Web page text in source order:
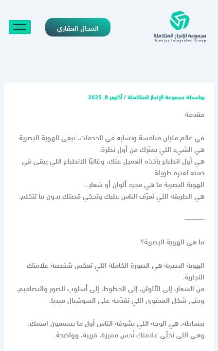
المجال العقاري
بواسطةمجموعة الإنجاز المتكاملة/أكتوبر 8, 2025
مقدمة
في عالم مليان منافسة وتشابه في الخدمات، تبقى الهوية البصرية
هي الشيء اللي يميّزك من أول نظرة.
هي أول انطباع يأخذه العميل عنك، وغالبًا الانطباع اللي يبقى في
ذهنه لفترة طويلة.
الهوية البصرية ما هي مجرد ألوان أو شعار…
هي الطريقة اللي تعرّف الناس عليك وتحكي قصتك بدون ما تتكلم.
⸻
ما هي الهوية البصرية؟
الهوية البصرية هي الصورة الكاملة اللي تعكس شخصية علامتك
التجارية.
من الشعار، إلى الألوان، إلى الخطوط، إلى أسلوب الصور والتصاميم،
وحتى شكل المحتوى اللي تقدّمه على السوشيال ميديا.
ببساطة، هي الوجه اللي يشوفه الناس أول ما يسمعون اسمك.
وهي اللي تخلّي علامتك تُحس مميزة، قريبة، وواضحة.